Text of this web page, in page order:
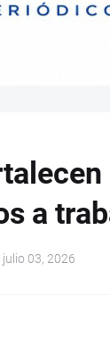
a
julio 03, 2026